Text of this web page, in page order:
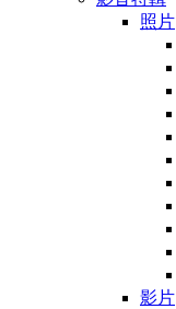
照片
影片